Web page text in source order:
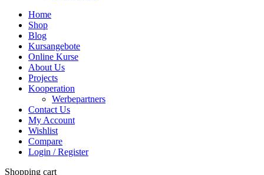
Home
Shop
Blog
Kursangebote
Online Kurse
About Us
Projects
Kooperation
Werbepartners
Contact Us
My Account
Wishlist
Compare
Login / Register
Shopping cart